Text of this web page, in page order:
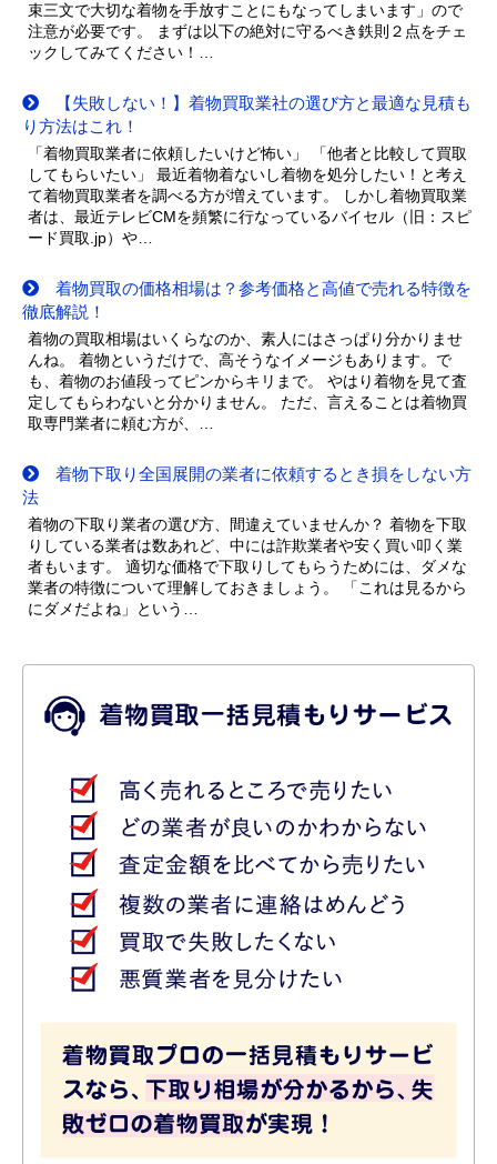
束三文で大切な着物を手放すことにもなってしまいます」ので
注意が必要です。 まずは以下の絶対に守るべき鉄則２点をチェ
ックしてみてください！…
【失敗しない！】着物買取業社の選び方と最適な見積も
り方法はこれ！
「着物買取業者に依頼したいけど怖い」 「他者と比較して買取
してもらいたい」 最近着物着ないし着物を処分したい！と考え
て着物買取業者を調べる方が増えています。 しかし着物買取業
者は、最近テレビCMを頻繁に行なっているバイセル（旧：スピ
ード買取.jp）や…
着物買取の価格相場は？参考価格と高値で売れる特徴を
徹底解説！
着物の買取相場はいくらなのか、素人にはさっぱり分かりませ
んね。 着物というだけで、高そうなイメージもあります。で
も、着物のお値段ってピンからキリまで。 やはり着物を見て査
定してもらわないと分かりません。 ただ、言えることは着物買
取専門業者に頼む方が、…
着物下取り全国展開の業者に依頼するとき損をしない方
法
着物の下取り業者の選び方、間違えていませんか？ 着物を下取
りしている業者は数あれど、中には詐欺業者や安く買い叩く業
者もいます。 適切な価格で下取りしてもらうためには、ダメな
業者の特徴について理解しておきましょう。 「これは見るから
にダメだよね」という…